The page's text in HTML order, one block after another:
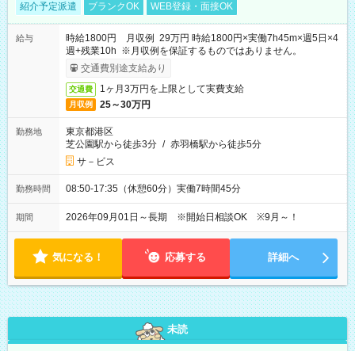
紹介予定派遣 ブランクOK WEB登録・面接OK
給与
時給1800円 月収例 29万円 時給1800円×実働7h45m×週5日×4
週+残業10h ※月収例を保証するものではありません。
交通費別途支給あり
交通費 1ヶ月3万円を上限として実費支給
月収例 25～30万円
勤務地
東京都港区
芝公園駅から徒歩3分 / 赤羽橋駅から徒歩5分
サ－ビス
勤務時間 08:50-17:35（休憩60分）実働7時間45分
期間 2026年09月01日～長期 ※開始日相談OK ※9月～！
気になる！ 応募する 詳細へ
未読